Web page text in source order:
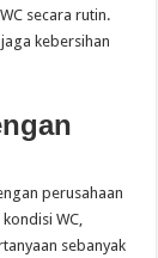
secara rutin.
kebersihan
perusahaan
WC,
sebanyak